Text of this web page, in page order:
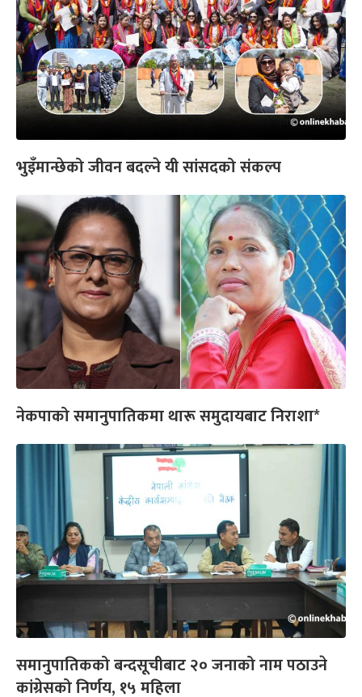
भुइँमान्छेको जीवन बदल्ने यी सांसदको संकल्प
नेकपाको समानुपातिकमा थारू समुदायबाट निराशा*
समानुपातिकको बन्दसूचीबाट २० जनाको नाम पठाउने
कांग्रेसको निर्णय, १५ महिला